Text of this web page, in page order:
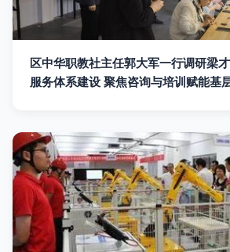
区中华职教社主任郭大军一行调研梁
服务体系建设 聚焦咨询与培训赋能基